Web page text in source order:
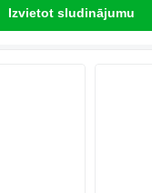
Izvietot sludinājumu